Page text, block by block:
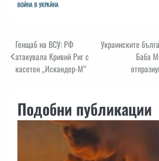
ВОЙНА В УКРАЙНА
Навигация
Генщаб на ВСУ: РФ
атакувала Кривий Риг с
касетен „Искандер-М“
Украинските
Баба
Подобни публикации